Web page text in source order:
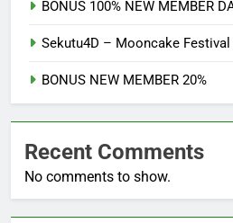
BONUS 100% NEW MEMBER
Sekutu4D – Mooncake
BONUS NEW MEMBER 20%
Recent Comments
No comments to show.